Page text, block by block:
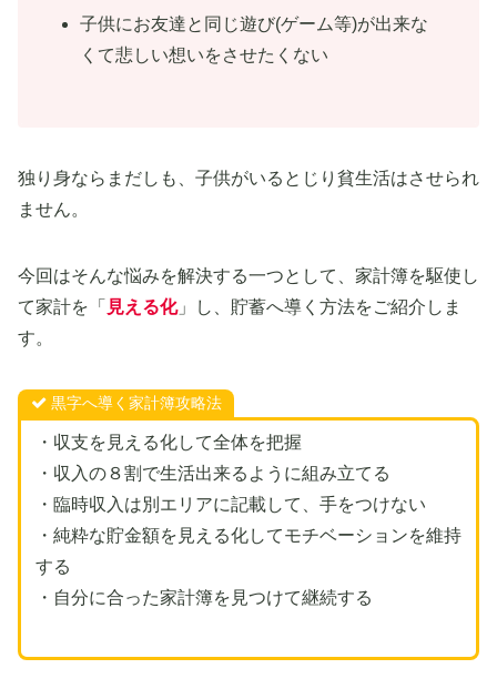
子供にお友達と同じ遊び(ゲーム等)が出来な
くて悲しい想いをさせたくない
独り身ならまだしも、子供がいるとじり貧生活はさせられ
ません。
今回はそんな悩みを解決する一つとして、家計簿を駆使し
て家計を「 見える化」し、貯蓄へ導く方法をご紹介しま
す。
黒字へ導く家計簿攻略法
・収支を見える化して全体を把握
・収入の８割で生活出来るように組み立てる
・臨時収入は別エリアに記載して、手をつけない
・純粋な貯金額を見える化してモチベーションを維持
する
・自分に合った家計簿を見つけて継続する